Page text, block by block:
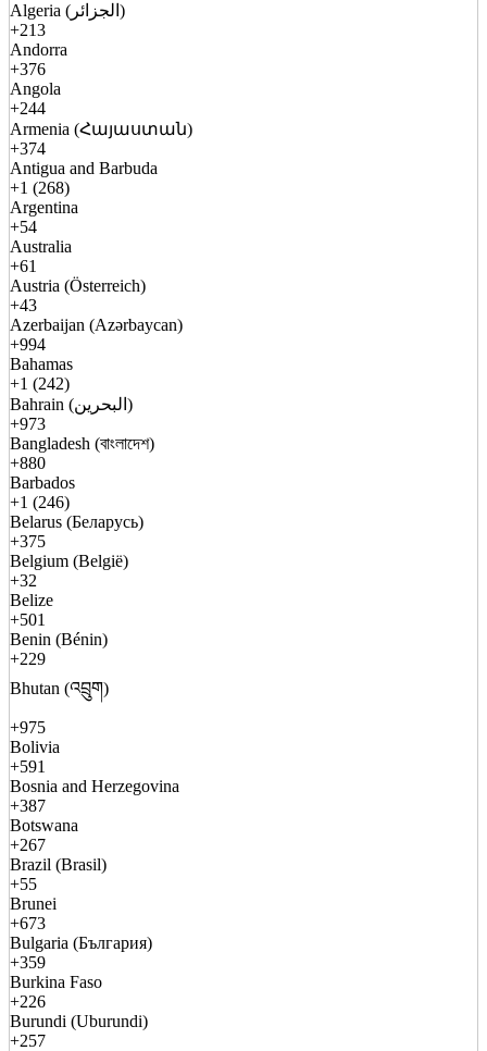
Algeria (الجزائر)
+213
Andorra
+376
Angola
+244
Armenia (Հայաստան)
+374
Antigua and Barbuda
+1 (268)
Argentina
+54
Australia
+61
Austria (Österreich)
+43
Azerbaijan (Azərbaycan)
+994
Bahamas
+1 (242)
Bahrain (البحرين)
+973
Bangladesh (বাংলাদেশ)
+880
Barbados
+1 (246)
Belarus (Беларусь)
+375
Belgium (België)
+32
Belize
+501
Benin (Bénin)
+229
Bhutan (འབྲུག)
+975
Bolivia
+591
Bosnia and Herzegovina
+387
Botswana
+267
Brazil (Brasil)
+55
Brunei
+673
Bulgaria (България)
+359
Burkina Faso
+226
Burundi (Uburundi)
+257